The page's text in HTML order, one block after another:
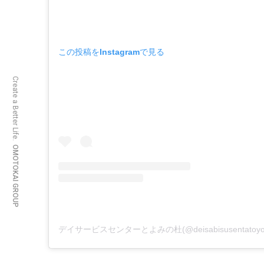
Create a Better Life.
OMOTOKAI GROUP
この投稿をInstagramで見る